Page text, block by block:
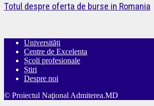
Totul despre oferta de burse in Romania
Universități
Centre de Excelenta
Școli profesionale
Știri
Despre noi
© Proiectul Naţional Admiterea.MD